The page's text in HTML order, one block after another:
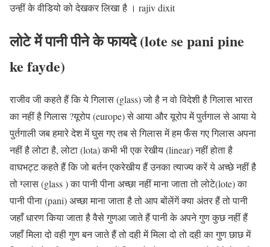
उन्हीं के वीडियो को देखकर लिखा है । rajiv dixit
लोटे में पानी पीने के फायदे (lote se pani pine
ke fayde)
राजीव जी कहते हैं कि ये गिलास (glass) जो है न वो विदेशी है गिलास भारत
का नहीं है गिलास ?यूरोप (europe) से आया और यूरोप में पुर्तगाल से आया ये
पुर्तगाली जब हमारे देश में घुस गए तब से गिलास में हम फँस गए गिलास अपना
नहीं है लोटा है, लोटा (lota) कभी भी एक रेखीय (linear) नहीं होता है
वाघभट्ट कहते हैं कि जो बर्तन एकरेखीय हैं उनका त्याज्य करें ये अच्छे नहीं है
तो ग्लास (glass ) का पानी पीना अच्छा नहीं माना जाता तो लोटे(lote) का
पानी पीना (pani) अच्छा माना जाता है तो आप बोंलेंगें क्या अंतर हैं तो पानी
जहाँ धारण किया जाता है वैसे गुणआ जाते हैं पानी के अपने गुण कुछ नहीं हैं
जहाँ मिला दो वही गुण बन जाते हैं तो दही में मिला दो तो दही का गुण छाछ में